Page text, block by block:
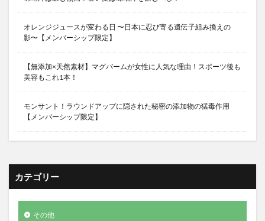
オレンジジュースが変わる日 〜日本に忍び寄る遺伝子組み換えの
影〜【メンバーシップ限定】
【無添加×天然素材】マグバームが女性に人気な理由！スポーツ後も
美容もこれ1本！
モンサント！ラウンドアップに隠された秘密の添加物の猛毒作用
【メンバーシップ限定】
カテゴリー
その他